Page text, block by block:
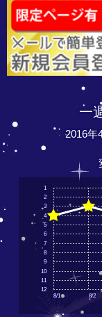
一
2016年
8/1 8/2
12
11
10
9
8
7
6
5
4
3
2
1